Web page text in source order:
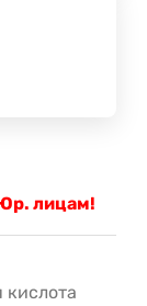
лицам!
кислота